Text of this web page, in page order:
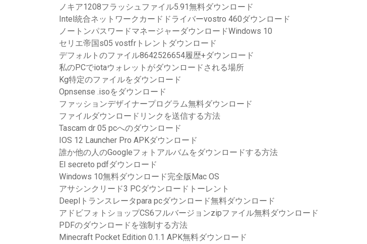
ノキア1208フラッシュファイル5.91無料ダウンロード
Intel統合ネットワークカードドライバーvostro 460ダウンロード
ノートンパスワードマネージャーダウンロードWindows 10
セリエ帝国s05 vostfrトレントダウンロード
デフォルトのファイル8642526654履歴+ダウンロード
私のPCでiotaウォレットがダウンロードされる場所
Kg特定のファイルをダウンロード
Opnsense .isoをダウンロード
ファッションデザイナープログラム無料ダウンロード
ファイルダウンロードリンクを送信する方法
Tascam dr 05 pcへのダウンロード
IOS 12 Launcher Pro APKダウンロード
誰か他の人のGoogleフォトアルバムをダウンロードする方法
El secreto pdfダウンロード
Windows 10無料ダウンロード完全版Mac OS
アサシンクリード3 PCダウンロードトーレント
Deeplトランスレータpara pcダウンロード無料ダウンロード
アドビフォトショップCS6フルバージョンzipファイル無料ダウンロード
PDFのダウンロードを強制する方法
Minecraft Pocket Edition 0.1.1 APK無料ダウンロード